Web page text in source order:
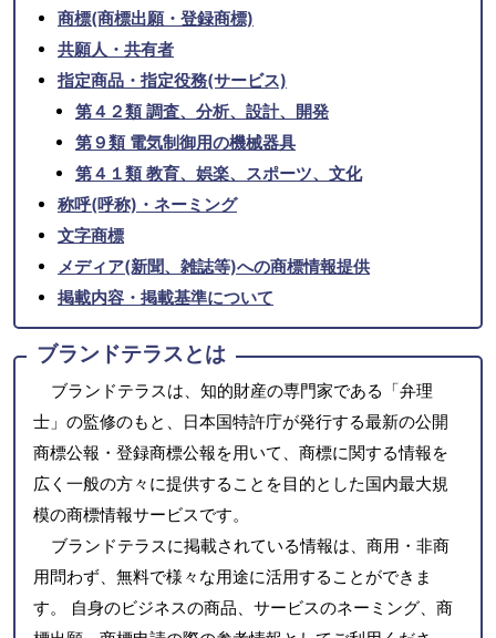
商標(商標出願・登録商標)
共願人・共有者
指定商品・指定役務(サービス)
第４２類 調査、分析、設計、開発
第９類 電気制御用の機械器具
第４１類 教育、娯楽、スポーツ、文化
称呼(呼称)・ネーミング
文字商標
メディア(新聞、雑誌等)への商標情報提供
掲載内容・掲載基準について
ブランドテラスとは
ブランドテラスは、知的財産の専門家である「弁理
士」の監修のもと、日本国特許庁が発行する最新の公開
商標公報・登録商標公報を用いて、商標に関する情報を
広く一般の方々に提供することを目的とした国内最大規
模の商標情報サービスです。
ブランドテラスに掲載されている情報は、商用・非商
用問わず、無料で様々な用途に活用することができま
す。 自身のビジネスの商品、サービスのネーミング、商